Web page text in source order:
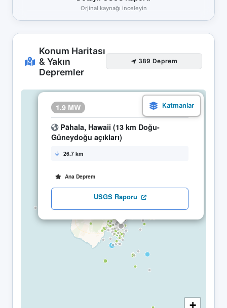
Orjinal kaynağı inceleyin
Konum Haritası
& Yakın
Depremler
389 Deprem
1.9 MW 07.05 03:16
Pāhala, Hawaii (13 km Doğu-
Güneydoğu açıkları)
26.7 km
Ana Deprem
USGS Raporu
×
+